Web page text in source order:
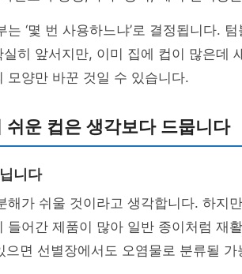
‘몇 번 사용하느냐’로 결정됩니다.
히 앞서지만, 이미 집에 컵이 많은데
모양만 바꾼 것일 수 있습니다.
운 컵은 생각보다 드뭅니다
니다
해가 쉬울 것이라고 생각합니다. 하지
들어간 제품이 많아 일반 종이처럼 재
면 선별장에서도 오염물로 분류될 가